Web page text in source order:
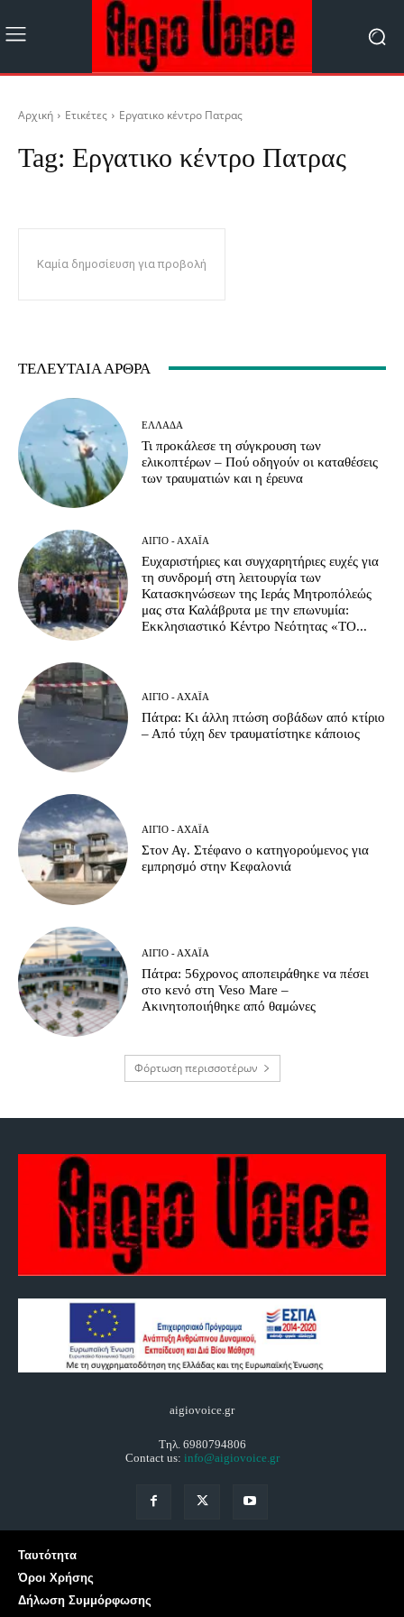
Αρχική Ετικέτες Εργατικο κέντρο Πατρας
Tag: Εργατικο κέντρο Πατρας
Καμία δημοσίευση για προβολή
ΤΕΛΕΥΤΑΊΑ ΆΡΘΡΑ
ΕΛΛΆΔΑ
Τι προκάλεσε τη σύγκρουση των
ελικοπτέρων – Πού οδηγούν οι καταθέσεις
των τραυματιών και η έρευνα
ΑΊΓΙΟ - ΑΧΑΪ́Α
Ευχαριστήριες και συγχαρητήριες ευχές για
τη συνδρομή στη λειτουργία των
Κατασκηνώσεων της Ιεράς Μητροπόλεώς
μας στα Καλάβρυτα με την επωνυμία:
Εκκλησιαστικό Κέντρο Νεότητας «ΤΟ...
ΑΊΓΙΟ - ΑΧΑΪ́Α
Πάτρα: Κι άλλη πτώση σοβάδων από κτίριο
– Από τύχη δεν τραυματίστηκε κάποιος
ΑΊΓΙΟ - ΑΧΑΪ́Α
Στον Αγ. Στέφανο ο κατηγορούμενος για
εμπρησμό στην Κεφαλονιά
ΑΊΓΙΟ - ΑΧΑΪ́Α
Πάτρα: 56χρονος αποπειράθηκε να πέσει
στο κενό στη Veso Mare –
Ακινητοποιήθηκε από θαμώνες
Φόρτωση περισσοτέρων
aigiovoice.gr
Τηλ. 6980794806
Contact us: info@aigiovoice.gr
Ταυτότητα
Όροι Χρήσης
Δήλωση Συμμόρφωσης